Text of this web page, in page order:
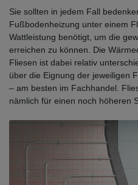
Sie sollten in jedem Fall
Fußbodenheizung unter einem
Wattleistung benötigt, um die
erreichen zu können. Die
Fliesen ist dabei relativ
über die Eignung der jeweiligen
– am besten im Fachhandel.
nämlich für einen noch höheren